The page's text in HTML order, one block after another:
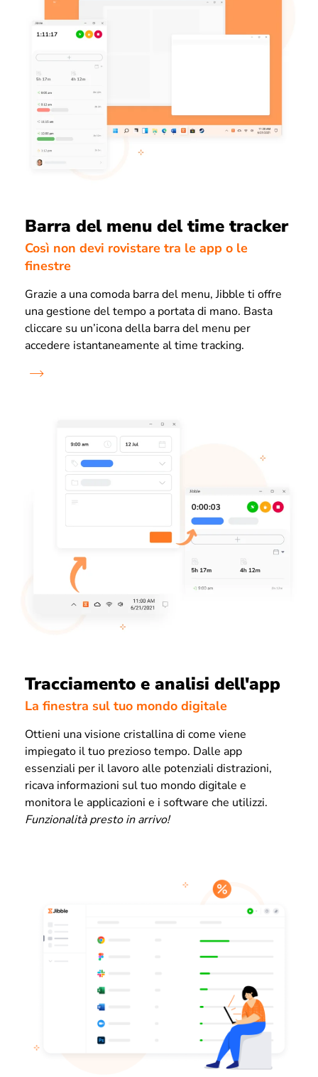
Barra del menu del time tracker
Così non devi rovistare tra le app o le
finestre
Grazie a una comoda barra del menu, Jibble ti offre
una gestione del tempo a portata di mano. Basta
cliccare su un’icona della barra del menu per
accedere istantaneamente al time tracking.
Tracciamento e analisi dell'app
La finestra sul tuo mondo digitale
Ottieni una visione cristallina di come viene
impiegato il tuo prezioso tempo. Dalle app
essenziali per il lavoro alle potenziali distrazioni,
ricava informazioni sul tuo mondo digitale e
monitora le applicazioni e i software che utilizzi.
Funzionalità presto in arrivo!